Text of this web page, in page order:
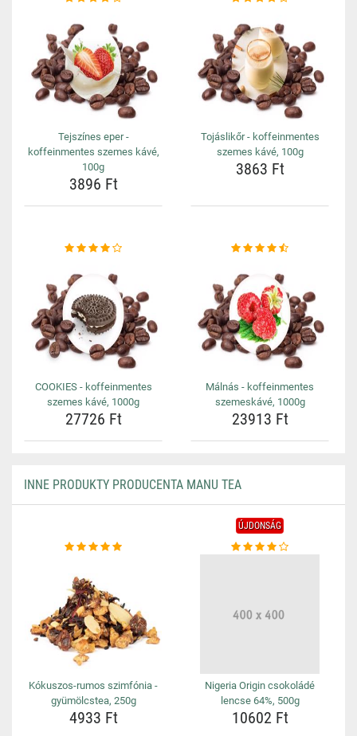
Tejszínes eper -
koffeinmentes szemes kávé,
100g
3896 Ft
Tojáslikőr - koffeinmentes
szemes kávé, 100g
3863 Ft
COOKIES - koffeinmentes
szemes kávé, 1000g
27726 Ft
Málnás - koffeinmentes
szemeskávé, 1000g
23913 Ft
INNE PRODUKTY PRODUCENTA MANU TEA
Kókuszos-rumos szimfónia -
gyümölcstea, 250g
4933 Ft
ÚJDONSÁG
Nigeria Origin csokoládé
lencse 64%, 500g
10602 Ft